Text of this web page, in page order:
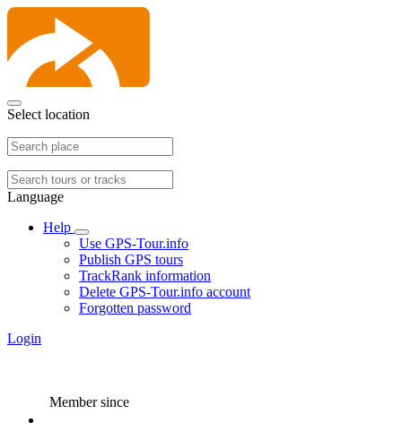
Select location
Language
Help
Use GPS-Tour.info
Publish GPS tours
TrackRank information
Delete GPS-Tour.info account
Forgotten password
Login
Member since